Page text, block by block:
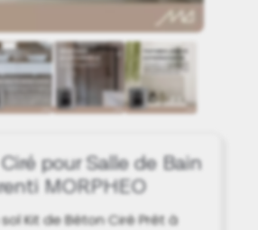
pour Salle de Bain
MORPHEO
Kit de Béton Ciré Prêt à